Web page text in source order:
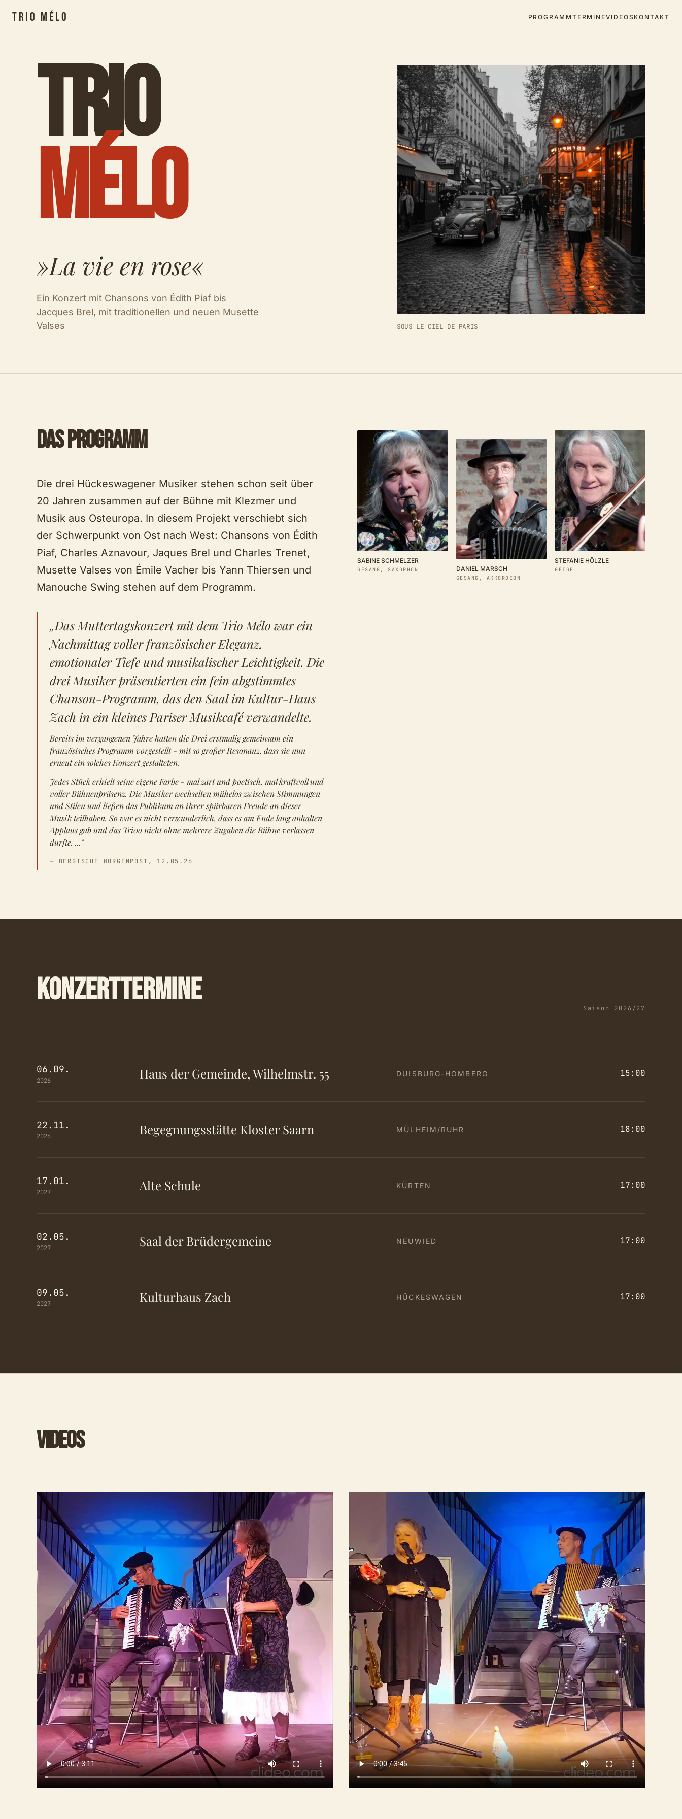
Trio Mélo PROGRAMM TERMINEVIDEOS KONTAKT
TRIO
MÉLO
»La vie en rose«
Ein Konzert mit Chansons von Édith Piaf bis
Jacques Brel, mit traditionellen und neuen Musette
Valses
SOUS LE CIEL DE PARIS
DAS PROGRAMM
Die drei Hückeswagener Musiker stehen schon seit über
20 Jahren zusammen auf der Bühne mit Klezmer und
Musik aus Osteuropa. In diesem Projekt verschiebt sich
der Schwerpunkt von Ost nach West: Chansons von Édith
Piaf, Charles Aznavour, Jaques Brel und Charles Trenet,
Musette Valses von Émile Vacher bis Yann Thiersen und
Manouche Swing stehen auf dem Programm.
„Das Muttertagskonzert mit dem Trio Mélo war ein
Nachmittag voller französischer Eleganz,
emotionaler Tiefe und musikalischer Leichtigkeit. Die
drei Musiker präsentierten ein fein abgstimmtes
Chanson-Programm, das den Saal im Kultur-Haus
Zach in ein kleines Pariser Musikcafé verwandelte.
Bereits im vergangenen Jahre hatten die Drei erstmalig gemeinsam ein
französisches Programm vorgestellt - mit so großer Resonanz, dass sie nun
erneut ein solches Konzert gestalteten.
Jedes Stück erhielt seine eigene Farbe - mal zart und poetisch, mal kraftvoll und
voller Bühnenpräsenz. Die Musiker wechselten mühelos zwischen Stimmungen
und Stilen und ließen das Publikum an ihrer spürbaren Freude an dieser
Musik teilhaben. So war es nicht verwunderlich, dass es am Ende lang anhalten
Applaus gab und das Tri0o nicht ohne mehrere Zugaben die Bühne verlassen
durfte. ..."
— BERGISCHE MORGENPOST, 12.05.26
SABINE SCHMELZER
GESANG, SAXOPHON DANIEL MARSCH
GESANG, AKKORDEON
STEFANIE HÖLZLE
GEIGE
KONZERTTERMINE Saison 2026/27
06.09.
2026
15:00
Haus der Gemeinde, Wilhelmstr. 55 DUISBURG-HOMBERG
22.11.
2026
18:00
Begegnungsstätte Kloster Saarn MÜLHEIM/RUHR
17.01.
2027
17:00
Alte Schule KÜRTEN
02.05.
2027
17:00
Saal der Brüdergemeine NEUWIED
09.05.
2027
17:00
Kulturhaus Zach HÜCKESWAGEN
VIDEOS